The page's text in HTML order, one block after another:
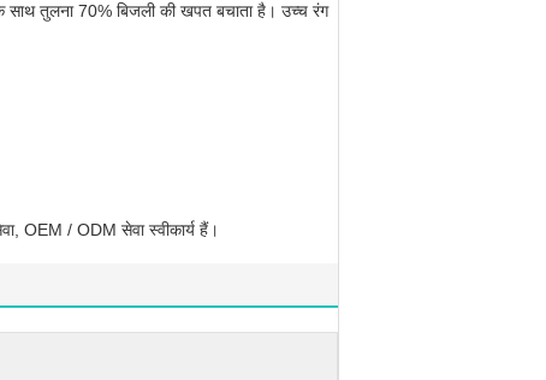
साथ तुलना 70% बिजली की खपत बचाता है। उच्च रंग
OEM / ODM सेवा स्वीकार्य हैं।